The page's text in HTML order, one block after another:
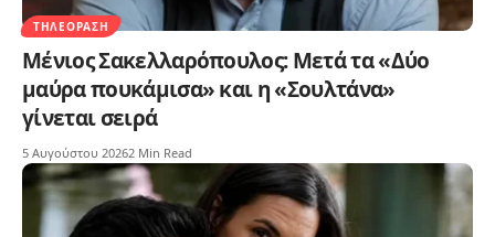
ΤΗΛΕΌΡΑΣΗ
Μένιος Σακελλαρόπουλος: Μετά τα «Δύο
μαύρα πουκάμισα» και η «Σουλτάνα»
γίνεται σειρά
5 Αυγούστου 20262 Min Read